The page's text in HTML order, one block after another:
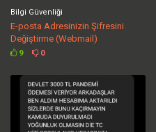
Bilgi Güvenliği
E-posta Adresinizin Şifresini
Değiştirme (Webmail)
9 0